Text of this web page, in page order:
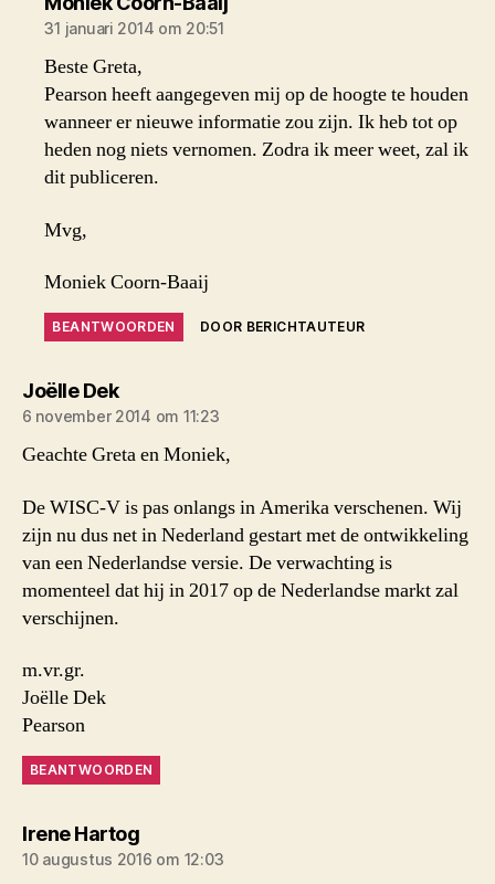
31 januari 2014 om 20:51
Beste Greta,
Pearson heeft aangegeven mij op de hoogte te houden
wanneer er nieuwe informatie zou zijn. Ik heb tot op
heden nog niets vernomen. Zodra ik meer weet, zal ik
dit publiceren.
Mvg,
Moniek Coorn-Baaij
BEANTWOORDEN DOOR BERICHTAUTEUR
Joëlle Dekzegt:
6 november 2014 om 11:23
Geachte Greta en Moniek,
De WISC-V is pas onlangs in Amerika verschenen. Wij
zijn nu dus net in Nederland gestart met de ontwikkeling
van een Nederlandse versie. De verwachting is
momenteel dat hij in 2017 op de Nederlandse markt zal
verschijnen.
m.vr.gr.
Joëlle Dek
Pearson
BEANTWOORDEN
Irene Hartogzegt:
10 augustus 2016 om 12:03